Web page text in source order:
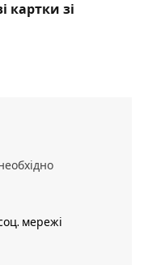
картки зі
мережі